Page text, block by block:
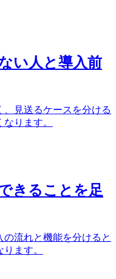
い人と導入前
見送るケースを分ける
ります。
きることを足
流れと機能を分けると
ます。